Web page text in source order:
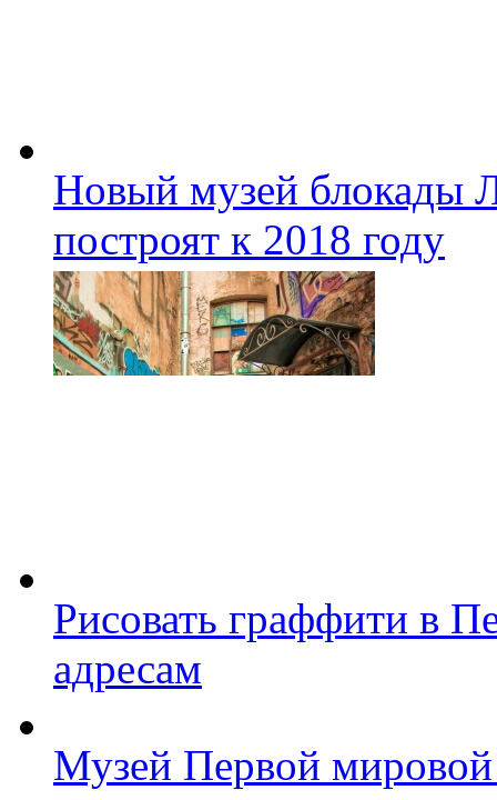
Новый музей блокады
построят к 2018 году
Рисовать граффити в
адресам
Музей Первой